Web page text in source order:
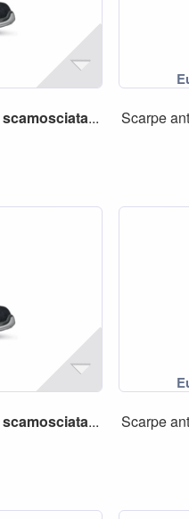
scamosciata...
Scarpe
scamosciata...
Scarpe